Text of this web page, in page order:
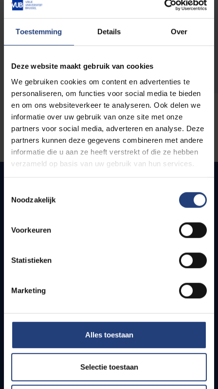
Toestemming Details Over
Deze website maakt gebruik van cookies
We gebruiken cookies om content en advertenties te
personaliseren, om functies voor social media te bieden
en om ons websiteverkeer te analyseren. Ook delen we
informatie over uw gebruik van onze site met onze
partners voor social media, adverteren en analyse. Deze
partners kunnen deze gegevens combineren met andere
informatie die u aan ze heeft verstrekt of die ze hebben
verzameld op basis van uw gebruik van hun services.
Noodzakelijk
Voorkeuren
Statistieken
Marketing
Alles toestaan
Selectie toestaan
De volledige URL van de pagina waar je de fout zag.
Snel naar
Bereikbaarheid
Studenten
PhD-studenten
Leerkrachten en secundaire scholen